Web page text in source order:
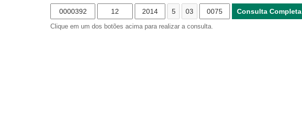
Consulta Completa
Clique em um dos botões acima para realizar a consulta.